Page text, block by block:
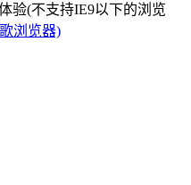
验(不支持IE9以下的浏览
浏览器)